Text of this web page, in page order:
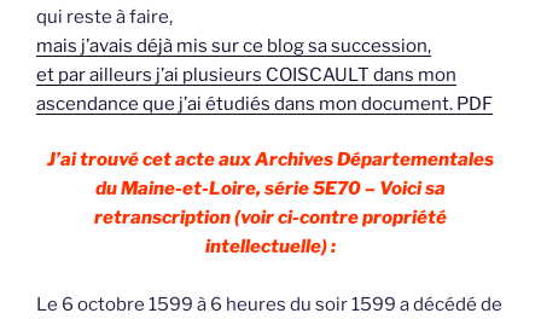
qui reste à faire,
mais j’avais déjà mis sur ce blog sa succession,
et par ailleurs j’ai plusieurs COISCAULT dans mon
ascendance que j’ai étudiés dans mon document. PDF
J’ai trouvé cet acte aux Archives Départementales
du Maine-et-Loire, série 5E70 – Voici sa
retranscription (voir ci-contre propriété
intellectuelle) :
Le 6 octobre 1599 à 6 heures du soir 1599 a décédé de